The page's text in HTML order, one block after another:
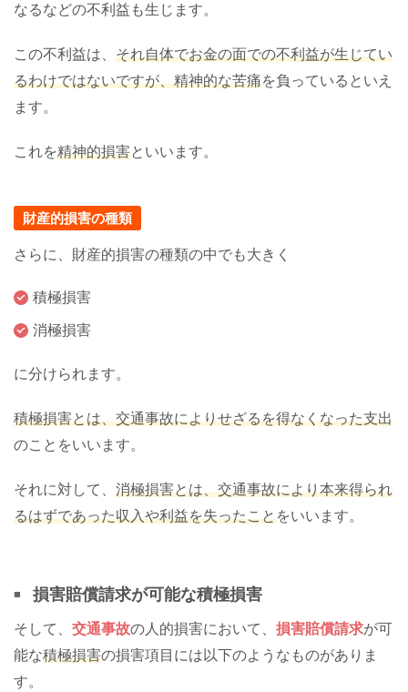
なるなどの不利益も生じます。
この不利益は、 それ自体でお金の面での不利益が生じてい
るわけではないですが、精神的な苦痛を負っているといえ
ます。
これを精神的損害といいます。
財産的損害の種類
さらに、財産的損害の種類の中でも大きく
積極損害
消極損害
に分けられます。
積極損害とは、交通事故によりせざるを得なくなった支出
のことをいいます。
それに対して、 消極損害とは、交通事故により本来得られ
るはずであった収入や利益を失ったことをいいます。
損害賠償請求が可能な積極損害
そして、 交通事故の人的損害において、 損害賠償請求が可
能な積極損害の損害項目には以下のようなものがありま
す。